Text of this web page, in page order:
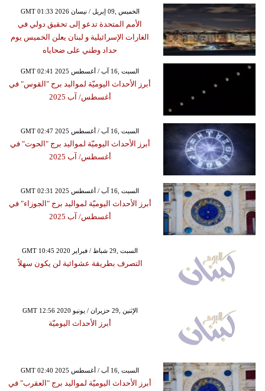
GMT 01:33 2026 الخميس ,09 إبريل / نيسان
الأمم المتحدة تدعو إلى تحقيق دولي في
الغارات الإسرائيلية و لبنان يعلن الخميس يوم
حداد وطني على ضحاياه
GMT 02:41 2025 السبت ,16 آب / أغسطس
أبرز الأحداث اليوميّة لمواليد برج "القوس" في
أغسطس/ آب 2025
GMT 02:47 2025 السبت ,16 آب / أغسطس
أبرز الأحداث اليوميّة لمواليد برج "الحوت" في
أغسطس/ آب 2025
GMT 02:31 2025 السبت ,16 آب / أغسطس
أبرز الأحداث اليوميّة لمواليد برج "الجوزاء" في
أغسطس/ آب 2025
GMT 10:45 2020 السبت ,29 شباط / فبراير
التصرف بطريقة عشوائية لن يكون سهلاً
GMT 12:56 2020 الإثنين ,29 حزيران / يونيو
أبرز الأحداث اليوميّة
GMT 02:40 2025 السبت ,16 آب / أغسطس
أبرز الأحداث اليوميّة لمواليد برج "العقرب" في